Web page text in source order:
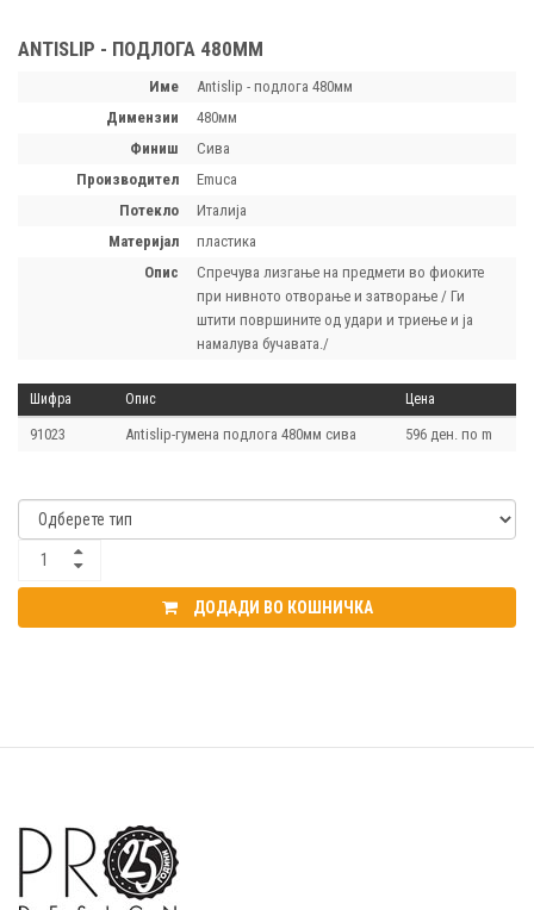
ANTISLIP - ПОДЛОГА 480ММ
Име
Antislip - подлога 480мм
димензии
480мм
финиш
Сива
производител
Emuca
потекло
Италија
материјал
пластика
опис
Спречува лизгање на предмети во фиоките
при нивното отворање и затворање / Ги
штити површините од удари и триење и ја
намалува бучавата./
Шифра Опис Цена
91023 Antislip-гумена подлога 480мм сива 596 ден. по m
ДОДАДИ ВО КОШНИЧКА